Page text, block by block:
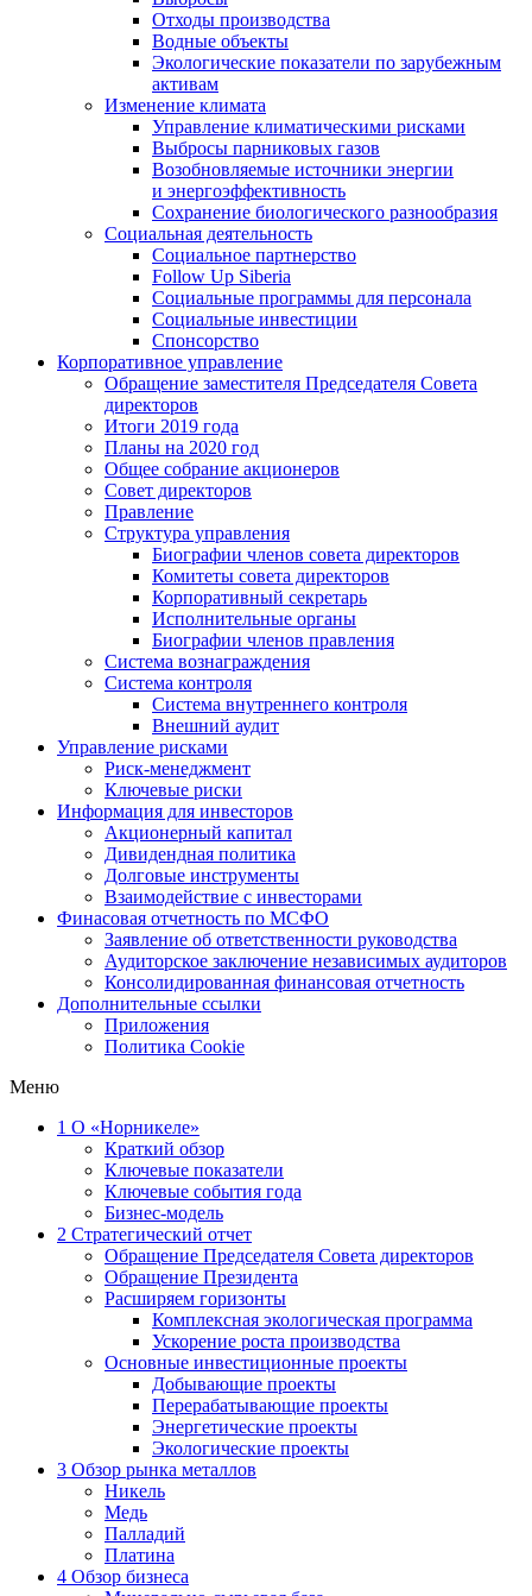
Отходы производства
Водные объекты
Экологические показатели по зарубежным
активам
Изменение климата
Управление климатическими рисками
Выбросы парниковых газов
Возобновляемые источники энергии
и энергоэффективность
Сохранение биологического разнообразия
Социальная деятельность
Социальное партнерство
Follow Up Siberia
Социальные программы для персонала
Социальные инвестиции
Спонсорство
Корпоративное управление
Обращение заместителя Председателя Совета
директоров
Итоги 2019 года
Планы на 2020 год
Общее собрание акционеров
Совет директоров
Правление
Структура управления
Биографии членов совета директоров
Комитеты совета директоров
Корпоративный секретарь
Исполнительные органы
Биографии членов правления
Система вознаграждения
Система контроля
Система внутреннего контроля
Внешний аудит
Управление рисками
Риск-менеджмент
Ключевые риски
Информация для инвесторов
Акционерный капитал
Дивидендная политика
Долговые инструменты
Взаимодействие с инвеcторами
Финасовая отчетность по МСФО
Заявление об ответственности руководства
Аудиторское заключение независимых аудиторов
Консолидированная финансовая отчетность
Дополнительные ссылки
Приложения
Политика Cookie
Меню
1 О «Норникеле»
Краткий обзор
Ключевые показатели
Ключевые события года
Бизнес-модель
2 Стратегический отчет
Обращение Председателя Совета директоров
Обращение Президента
Расширяем горизонты
Комплексная экологическая программа
Ускорение роста производства
Основные инвестиционные проекты
Добывающие проекты
Перерабатывающие проекты
Энергетические проекты
Экологические проекты
3 Обзор рынка металлов
Никель
Медь
Палладий
Платина
4 Обзор бизнеса